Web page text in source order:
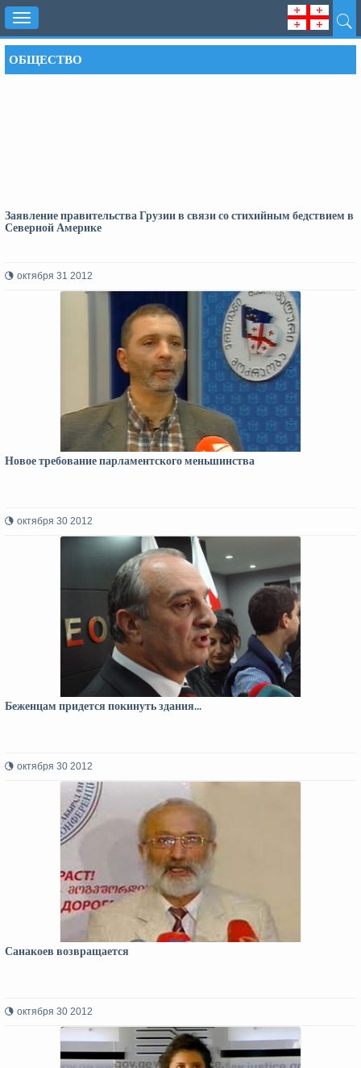
Toggle
navigation
ОБЩЕСТВО
Заявление правительства Грузии в связи со стихийным бедствием в
Северной Америке
октября 31 2012
Новое требование парламентского меньшинства
октября 30 2012
Беженцам придется покинуть здания...
октября 30 2012
Санакоев возвращается
октября 30 2012